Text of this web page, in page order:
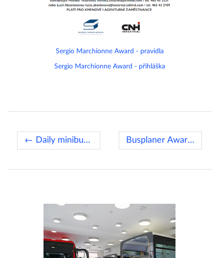
Sergio Marchionne Award - pravidla
Sergio Marchionne Award - přihláška
← Daily minibus pro INDCAR Busplaner Award 2021 →